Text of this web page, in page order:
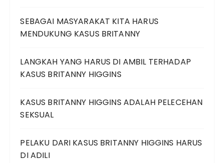
SEBAGAI MASYARAKAT KITA HARUS
MENDUKUNG KASUS BRITANNY
LANGKAH YANG HARUS DI AMBIL TERHADAP
KASUS BRITANNY HIGGINS
KASUS BRITANNY HIGGINS ADALAH PELECEHAN
SEKSUAL
PELAKU DARI KASUS BRITANNY HIGGINS HARUS
DI ADILI